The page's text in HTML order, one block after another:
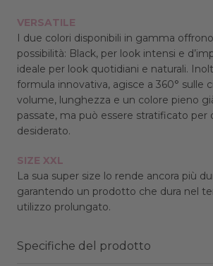
VERSATILE
I due colori disponibili in gamma
possibilità: Black, per look intensi e
ideale per look quotidiani e naturali.
formula innovativa, agisce a 360° sulle
volume, lunghezza e un colore pieno
passate, ma può essere stratificato per
desiderato.
SIZE XXL
La sua super size lo rende ancora più
garantendo un prodotto che dura nel
utilizzo prolungato.
Specifiche del prodotto